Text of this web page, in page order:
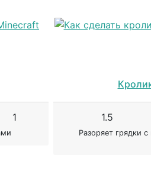
1 1.5
Разоряет грядки